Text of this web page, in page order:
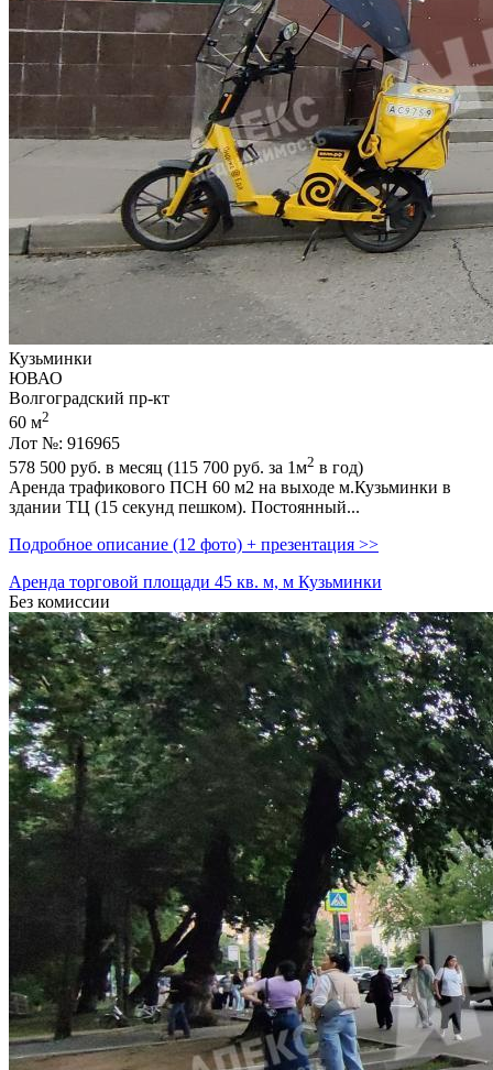
Кузьминки
ЮВАО
Волгоградский пр-кт
60 м2
Лот №: 916965
578 500 руб. в месяц (115 700 руб. за 1м2 в год)
Аренда трафикового ПСН 60 м2 на выходе м.Кузьминки в
здании ТЦ (15 секунд пешком). Постоянный...
Подробное описание (12 фото) + презентация >>
Аренда торговой площади 45 кв. м, м Кузьминки
Без комиссии